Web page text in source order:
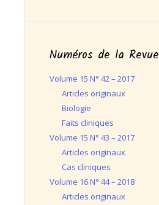
Numéros de la Revue
Volume 15 N° 42 – 2017
Articles originaux
Biologie
Faits cliniques
Volume 15 N° 43 – 2017
Articles originaux
Cas cliniques
Volume 16 N° 44 – 2018
Articles originaux